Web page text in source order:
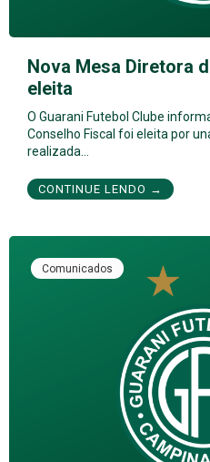
Nova Mesa Diretora
eleita
O Guarani Futebol Clube
Conselho Fiscal foi eleita por
realizada…
CONTINUE LENDO →
Comunicados